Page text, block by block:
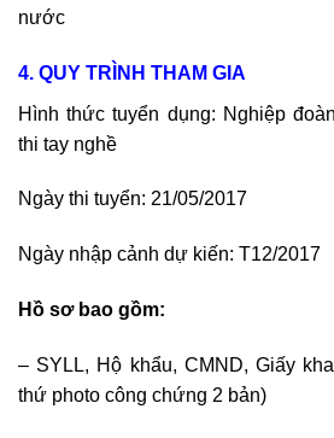
nước
4. QUY TRÌNH THAM GIA
Hình thức tuyển dụng: Nghiệp
thi tay nghề
Ngày thi tuyển: 21/05/2017
Ngày nhập cảnh dự kiến: T12/2017
Hồ sơ bao gồm:
– SYLL, Hộ khẩu, CMND, Giấy
thứ photo công chứng 2 bản)